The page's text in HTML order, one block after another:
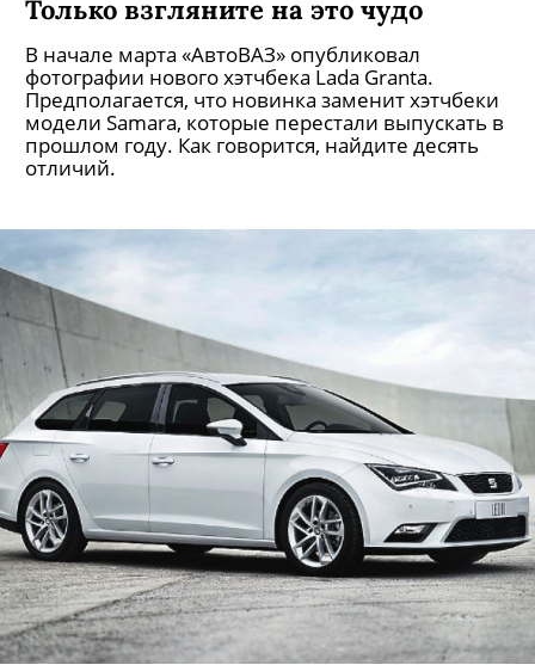
Только взгляните на это чудо
В начале марта «АвтоВАЗ» опубликовал
фотографии нового хэтчбека Lada Granta.
Предполагается, что новинка заменит хэтчбеки
модели Samara, которые перестали выпускать в
прошлом году. Как говорится, найдите десять
отличий.